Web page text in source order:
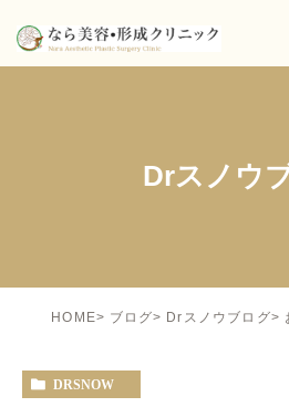
Drスノウ
HOME ブログ Drスノウブログ
DRSNOW